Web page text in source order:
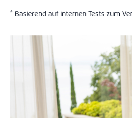
* Basierend auf internen Tests zum